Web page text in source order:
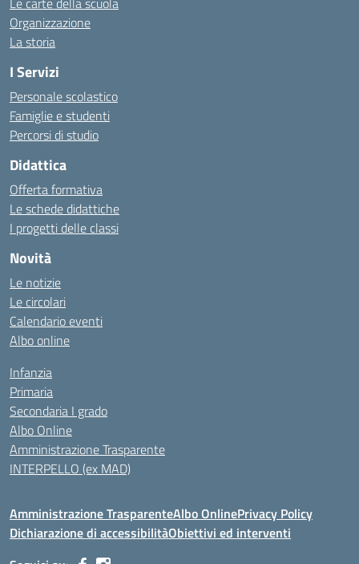
Organizzazione
La storia
I Servizi
Personale scolastico
Famiglie e studenti
Percorsi di studio
Didattica
Offerta formativa
Le schede didattiche
I progetti delle classi
Novità
Le notizie
Le circolari
Calendario eventi
Albo online
Infanzia
Primaria
Secondaria I grado
Albo Online
Amministrazione Trasparente
INTERPELLO (ex MAD)
Amministrazione TrasparenteAlbo OnlinePrivacy Policy
Dichiarazione di accessibilitàObiettivi ed interventi